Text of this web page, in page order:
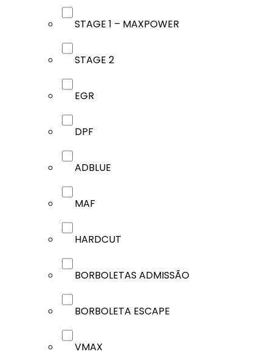
STAGE 1 – MAXPOWER
STAGE 2
EGR
DPF
ADBLUE
MAF
HARDCUT
BORBOLETAS ADMISSÃO
BORBOLETA ESCAPE
VMAX